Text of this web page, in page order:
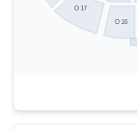
O 17
O 16